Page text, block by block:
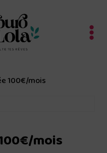
100€/mois
mois